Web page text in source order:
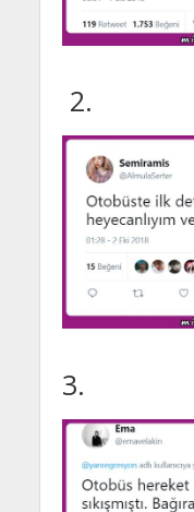
2.
3.